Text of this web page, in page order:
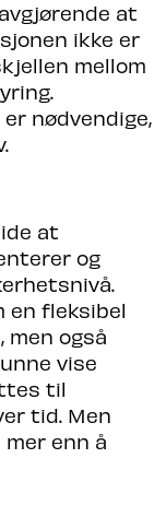
at
ikke er
mellom
nødvendige,
at
og
en fleksibel
men også
vise
til
tid. Men
enn å